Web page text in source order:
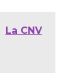
La CNV